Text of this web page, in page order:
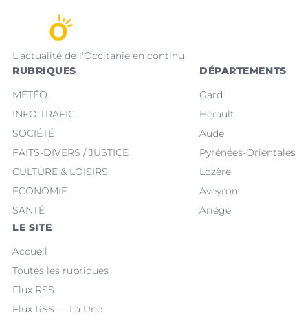
L'actualité de l'Occitanie en continu
RUBRIQUES
MÉTÉO
INFO TRAFIC
SOCIÉTÉ
FAITS-DIVERS / JUSTICE
CULTURE & LOISIRS
ECONOMIE
SANTÉ
DÉPARTEMENTS
Gard
Hérault
Aude
Pyrénées-Orientales
Lozère
Aveyron
Ariège
LE SITE
Accueil
Toutes les rubriques
Flux RSS
Flux RSS — La Une